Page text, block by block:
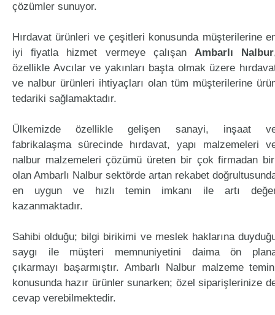
çözümler sunuyor.
Hırdavat ürünleri ve çeşitleri konusunda müşterilerine
iyi fiyatla hizmet vermeye çalışan Ambarlı Nalbur
özellikle Avcılar ve yakınları başta olmak üzere
ve nalbur ürünleri ihtiyaçları olan tüm müşterilerine
tedariki sağlamaktadır.
Ülkemizde özellikle gelişen sanayi, inşaat
fabrikalaşma sürecinde hırdavat, yapı malzemeleri
nalbur malzemeleri çözümü üreten bir çok firmadan
olan Ambarlı Nalbur sektörde artan rekabet
en uygun ve hızlı temin imkanı ile artı
kazanmaktadır.
Sahibi olduğu; bilgi birikimi ve meslek haklarına
saygı ile müşteri memnuniyetini daima ön
çıkarmayı başarmıştır. Ambarlı Nalbur malzeme
konusunda hazır ürünler sunarken; özel siparişlerinize
cevap verebilmektedir.